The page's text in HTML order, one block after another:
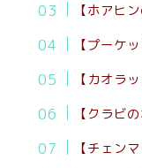
【ホアヒ
【プーケ
【カオラ
【クラビ
【チェン